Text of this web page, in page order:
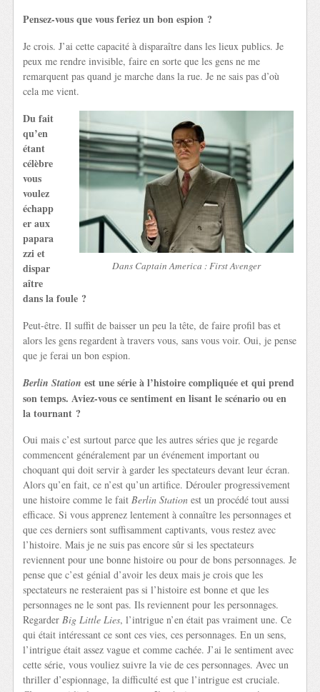
Pensez-vous que vous feriez un bon espion ?
Je crois. J’ai cette capacité à disparaître dans les lieux publics. Je
peux me rendre invisible, faire en sorte que les gens ne me
remarquent pas quand je marche dans la rue. Je ne sais pas d’où
cela me vient.
Dans Captain America : First Avenger
Du fait
qu’en
étant
célèbre
vous
voulez
échapp
er aux
papara
zzi et
dispar
aître
dans la foule ?
Peut-être. Il suffit de baisser un peu la tête, de faire profil bas et
alors les gens regardent à travers vous, sans vous voir. Oui, je pense
que je ferai un bon espion.
Berlin Station est une série à l’histoire compliquée et qui prend
son temps. Aviez-vous ce sentiment en lisant le scénario ou en
la tournant ?
Oui mais c’est surtout parce que les autres séries que je regarde
commencent généralement par un événement important ou
choquant qui doit servir à garder les spectateurs devant leur écran.
Alors qu’en fait, ce n’est qu’un artifice. Dérouler progressivement
une histoire comme le faitBerlin Station est un procédé tout aussi
efficace. Si vous apprenez lentement à connaître les personnages et
que ces derniers sont suffisamment captivants, vous restez avec
l’histoire. Mais je ne suis pas encore sûr si les spectateurs
reviennent pour une bonne histoire ou pour de bons personnages. Je
pense que c’est génial d’avoir les deux mais je crois que les
spectateurs ne resteraient pas si l’histoire est bonne et que les
personnages ne le sont pas. Ils reviennent pour les personnages.
RegarderBig Little Lies, l’intrigue n’en était pas vraiment une. Ce
qui était intéressant ce sont ces vies, ces personnages. En un sens,
l’intrigue était assez vague et comme cachée. J’ai le sentiment avec
cette série, vous vouliez suivre la vie de ces personnages. Avec un
thriller d’espionnage, la difficulté est que l’intrigue est cruciale.